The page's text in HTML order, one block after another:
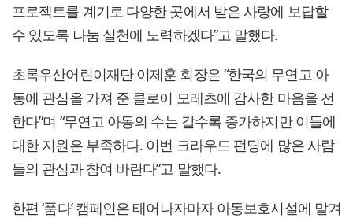
프로젝트를 계기로 다양한 곳에서 받은 사랑에 보답할
수 있도록 나눔 실천에 노력하겠다”고 말했다.
초록우산어린이재단 이제훈 회장은 “한국의 무연고 아
동에 관심을 가져 준 클로이 모레츠에 감사한 마음을 전
한다”며 “무연고 아동의 수는 갈수록 증가하지만 이들에
대한 지원은 부족하다. 이번 크라우드 펀딩에 많은 사람
들의 관심과 참여 바란다”고 말했다.
한편 ‘품다’ 캠페인은 태어나자마자 아동보호시설에 맡겨